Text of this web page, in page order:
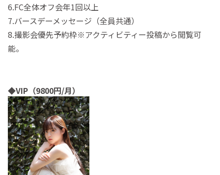
6.FC全体オフ会年1回以上
7.バースデーメッセージ（全員共通）
8.撮影会優先予約枠※アクティビティー投稿から閲覧可
能。
◆VIP（9800円/月）